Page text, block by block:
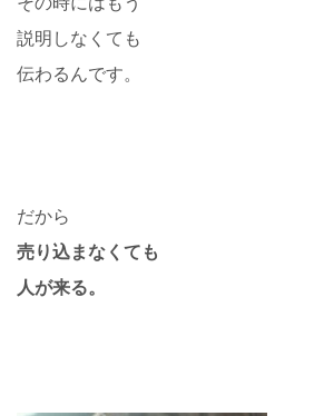
説明しなくても
伝わるんです。
だから
売り込まなくても
人が来る。